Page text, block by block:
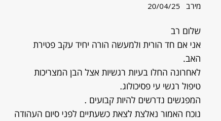
מירב 20/04/25
שלום רב
אני אם חד הורית ולמעשה הורה יחיד עקב פטירת
האב.
לאחרונה החלו בעיות רגשיות אצל הבן המצריכות
טיפול רגשי עי פסיכולוג.
המפגשים נדרשים להיות קבועים .
נוכח האמור נאלצת לצאת כשעתיים לפני סיום העהודה